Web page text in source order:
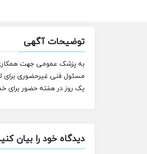
توضیحات آگهی
به پزشک عمومی جهت
مسئول فنی غیرحضوری برای
یک روز در هفته حضور برای
دیدگاه خود را بیان